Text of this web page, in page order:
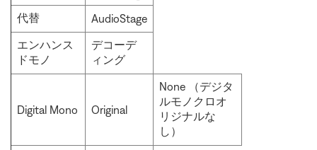
代替
AudioStage
エンハンス
ドモノ
デコーデ
ィング
Digital Mono Original
None （デジタ
ルモノクロオ
リジナルな
し）